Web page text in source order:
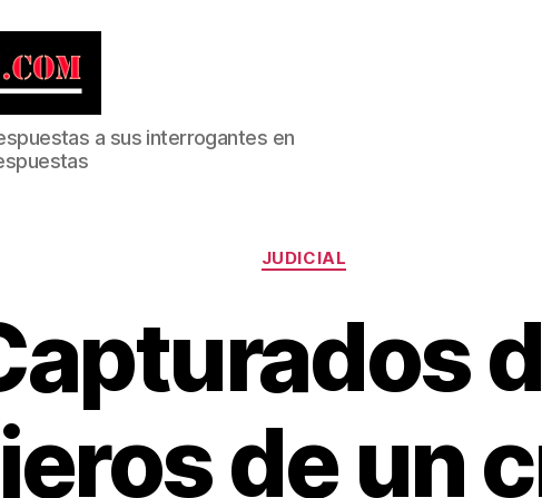
a sus interrogantes en
Categorías
JUDICIAL
de un